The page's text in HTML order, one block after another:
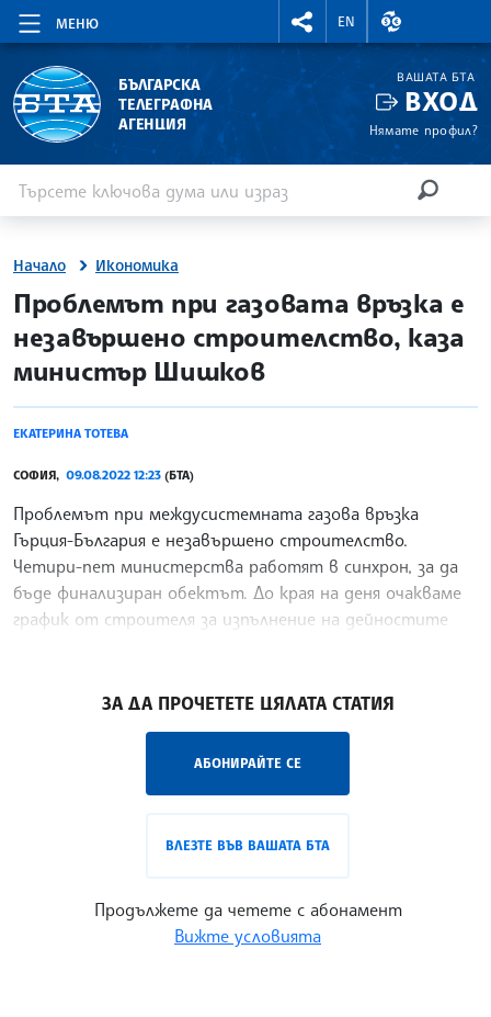
МЕНЮ
RIGHTMENU.SOCIAL
EN
ВАЛУТНИ
БЪЛГАРСКА
ТЕЛЕГРАФНА
АГЕНЦИЯ
ВАШАТА БТА
ВХОД
Нямате профил?
Начало Икономика
site.bta
Проблемът при газовата връзка е
незавършено строителство, каза
министър Шишков
ЕКАТЕРИНА ТОТЕВА
СОФИЯ, 09.08.2022 12:23 (БТА)
Проблемът при междусистемната газова връзка
Гърция-България е незавършено строителство.
Четири-пет министерства работят в синхрон, за да
бъде финализиран обектът. До края на деня очакваме
график от строителя за изпълнение на дейностите
ЗА ДА ПРОЧЕТЕТЕ ЦЯЛАТА СТАТИЯ
АБОНИРАЙТЕ СЕ
ВЛЕЗТЕ ВЪВ ВАШАТА БТА
Продължете да четете с абонамент
Вижте условията